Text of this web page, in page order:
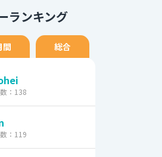
ランキング
間 総合
：138
：119